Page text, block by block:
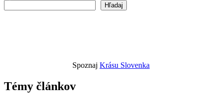
Hľadaj
Spoznaj Krásu Slovenka
Témy článkov